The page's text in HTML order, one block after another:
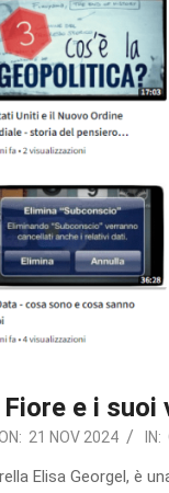
Fiore e i suoi
21 NOV 2024 IN:
Elisa Georgel, è